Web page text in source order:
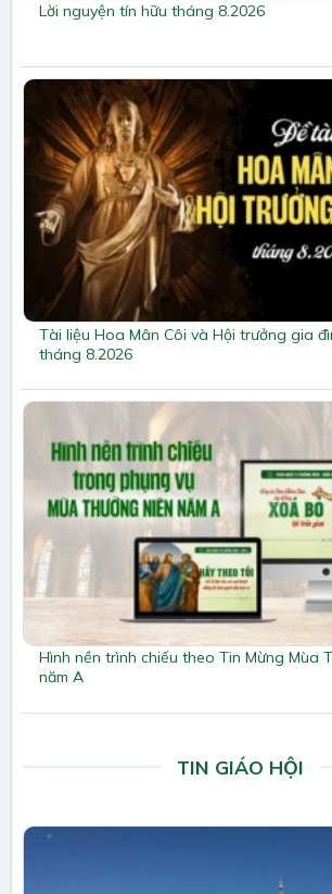
Lời nguyện tín hữu tháng 8.2026
Tài liệu Hoa Mân Côi và Hội trưởng gia
tháng 8.2026
Hình nền trình chiếu theo Tin Mừng Mùa
năm A
TIN GIÁO HỘI